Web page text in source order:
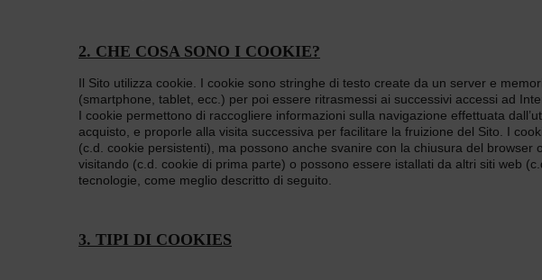
2. CHE COSA SONO I COOKIE?
Il Sito utilizza cookie. I cookie sono stringhe di testo create da un server e
(smartphone, tablet, ecc.) per poi essere ritrasmessi ai successivi accessi ad
I cookie permettono di raccogliere informazioni sulla navigazione effettuata
acquisto, e proporle alla visita successiva per facilitare la fruizione del Sito. I
(c.d. cookie persistenti), ma possono anche svanire con la chiusura del
visitando (c.d. cookie di prima parte) o possono essere istallati da altri siti web
tecnologie, come meglio descritto di seguito.
3. TIPI DI COOKIES